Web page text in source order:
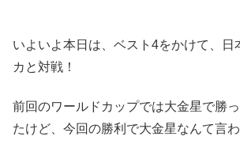
いよいよ本日は、ベスト4をかけて、日
カと対戦！
前回のワールドカップでは大金星で勝
たけど、今回の勝利で大金星なんて言わ